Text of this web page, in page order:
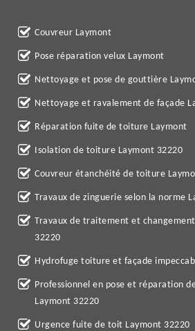
Couvreur Laymont
Pose réparation velux Laymont
Nettoyage et pose de gouttière
Nettoyage et ravalement de façade
Réparation fuite de toiture Laymont
Isolation de toiture Laymont 32220
Couvreur étanchéité de toiture
Travaux de zinguerie selon la norme
Travaux de traitement et
32220
Hydrofuge toiture et façade
Professionnel en pose et réparation
Laymont 32220
Urgence fuite de toit Laymont 32220